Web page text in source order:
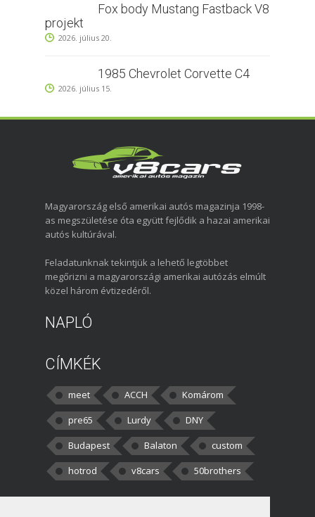
Fox body Mustang Fastback V8
projekt
2026. július 20.
1985 Chevrolet Corvette C4
2026. július 15.
Magyarország első amerikai autós magazinja 1998-
as megszületése óta együtt fejlődik a hazai amerikai
autós kultúrával.
Feladatunknak tekintjük a lehető legtöbbet
megőrizni a magyarországi amerikai autózás elmúlt
közel három évtizedéről.
NAPLÓ
CÍMKÉK
meet ACCH
Komárom
pre65
Lurdy
DNY
Budapest
Balaton
custom
hotrod
v8cars 50brothers